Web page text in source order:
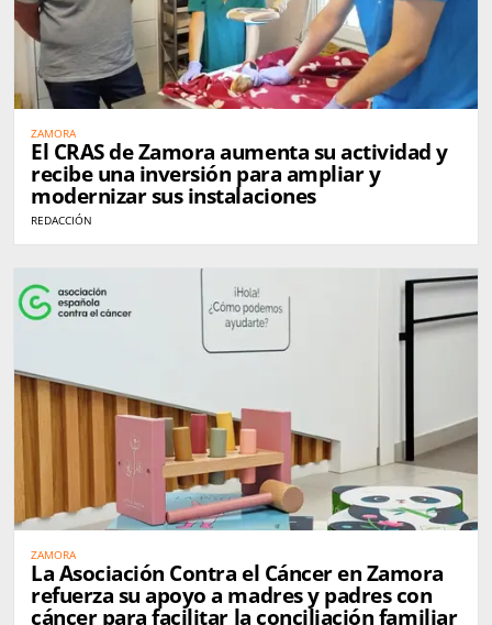
ZAMORA
El CRAS de Zamora aumenta su actividad y
recibe una inversión para ampliar y
modernizar sus instalaciones
REDACCIÓN
ZAMORA
La Asociación Contra el Cáncer en Zamora
refuerza su apoyo a madres y padres con
cáncer para facilitar la conciliación familiar